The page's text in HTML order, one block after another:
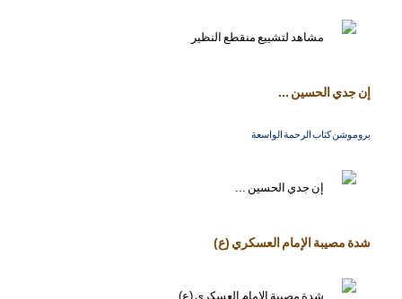
إن جدي الحسين ...
بروموشن كتاب الرحمة الواسعة
شدة مصيبة الإمام العسكري (ع)